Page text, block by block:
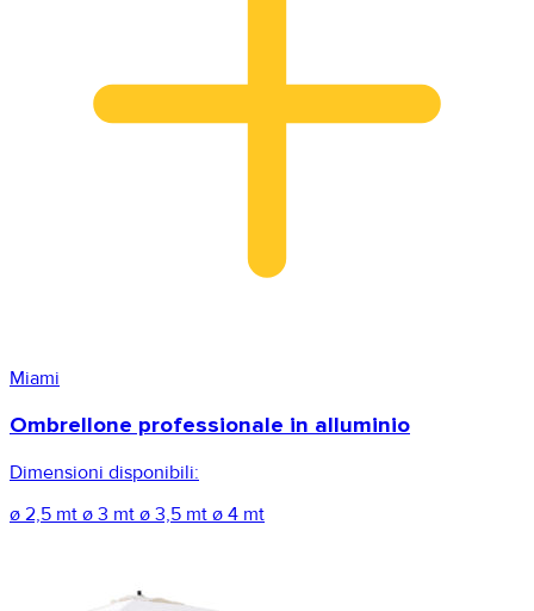
Miami
Ombrellone professionale in alluminio
Dimensioni disponibili:
ø 2,5 mt ø 3 mt ø 3,5 mt ø 4 mt